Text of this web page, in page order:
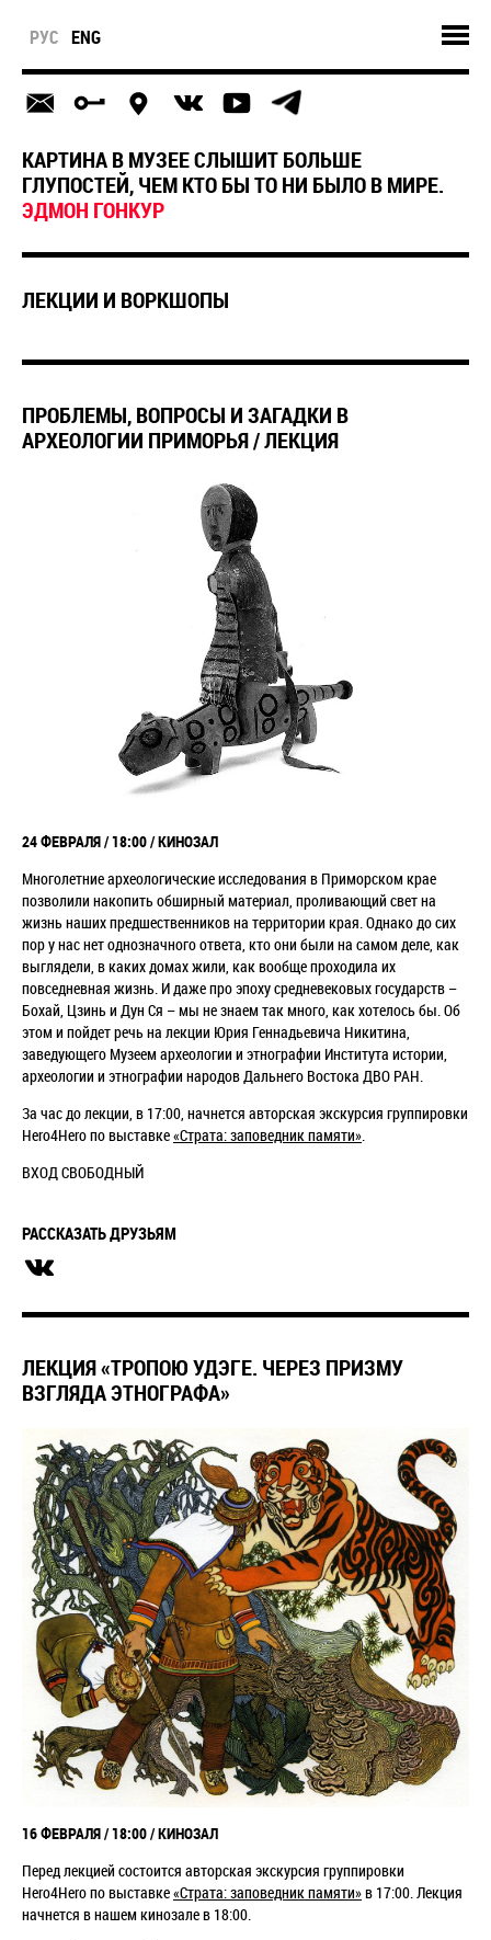
РУС ENG
КАРТИНА В МУЗЕЕ СЛЫШИТ БОЛЬШЕ
ГЛУПОСТЕЙ, ЧЕМ КТО БЫ ТО НИ БЫЛО В МИРЕ.
ЭДМОН ГОНКУР
ЛЕКЦИИ И ВОРКШОПЫ
ПРОБЛЕМЫ, ВОПРОСЫ И ЗАГАДКИ В
АРХЕОЛОГИИ ПРИМОРЬЯ / ЛЕКЦИЯ
24 ФЕВРАЛЯ / 18:00 / КИНОЗАЛ
Многолетние археологические исследования в Приморском крае
позволили накопить обширный материал, проливающий свет на
жизнь наших предшественников на территории края. Однако до сих
пор у нас нет однозначного ответа, кто они были на самом деле, как
выглядели, в каких домах жили, как вообще проходила их
повседневная жизнь. И даже про эпоху средневековых государств –
Бохай, Цзинь и Дун Ся – мы не знаем так много, как хотелось бы. Об
этом и пойдет речь на лекции Юрия Геннадьевича Никитина,
заведующего Музеем археологии и этнографии Института истории,
археологии и этнографии народов Дальнего Востока ДВО РАН.
За час до лекции, в 17:00, начнется авторская экскурсия группировки
Hero4Hero по выставке«Страта: заповедник памяти».
ВХОД СВОБОДНЫЙ
РАССКАЗАТЬ ДРУЗЬЯМ
ЛЕКЦИЯ «ТРОПОЮ УДЭГЕ. ЧЕРЕЗ ПРИЗМУ
ВЗГЛЯДА ЭТНОГРАФА»
16 ФЕВРАЛЯ / 18:00 / КИНОЗАЛ
Перед лекцией состоится авторская экскурсия группировки
Hero4Hero по выставке«Страта: заповедник памяти»в 17:00. Лекция
начнется в нашем кинозале в 18:00.